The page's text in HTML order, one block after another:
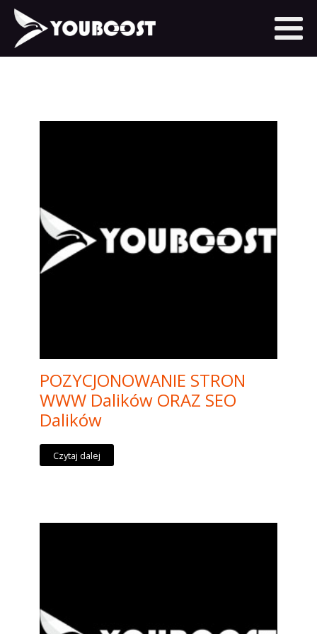
POZYCJONOWANIE STRON
WWW Dalików ORAZ SEO
Dalików
Czytaj dalej